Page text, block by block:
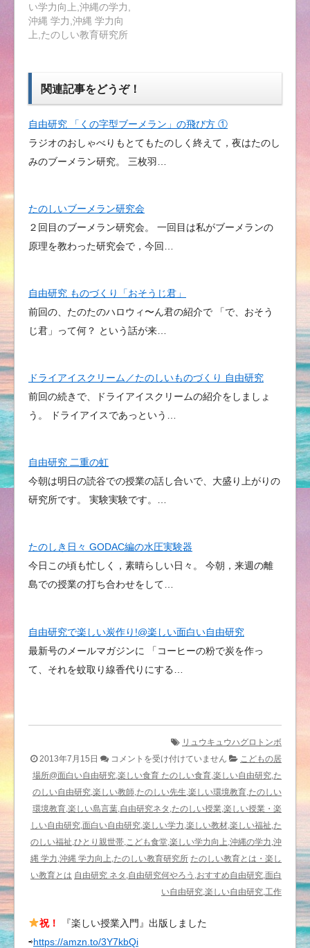
い学力向上,沖縄の学力,
沖縄 学力,沖縄 学力向
上,たのしい教育研究所
関連記事をどうぞ！
自由研究 「くの字型ブーメラン」の飛び方 ①
ラジオのおしゃべりもとてもたのしく終えて，夜はたのし
みのブーメラン研究。 三枚羽…
たのしいブーメラン研究会
２回目のブーメラン研究会。 一回目は私がブーメランの
原理を教わった研究会で，今回…
自由研究 ものづくり「おそうじ君」
前回の、たのたのハロウィ〜ん君の紹介で 「で、おそう
じ君」って何？ という話が来…
ドライアイスクリーム／たのしいものづくり 自由研究
前回の続きで、ドライアイスクリームの紹介をしましょ
う。 ドライアイスであっという…
自由研究 二重の虹
今朝は明日の読谷での授業の話し合いで、大盛り上がりの
研究所です。 実験実験です。…
たのしき日々 GODAC編の水圧実験器
今日この頃も忙しく，素晴らしい日々。 今朝，来週の離
島での授業の打ち合わせをして…
自由研究で楽しい炭作り!@楽しい面白い自由研究
最新号のメールマガジンに 「コーヒーの粉で炭を作っ
て、それを蚊取り線香代りにする…
リュウキュウハグロトンボ
2013年7月15日
リ
ュ
ウ
キ
ュ
ウ
ハ
グ
ン
ボ
コメントを受け付けていません
こどもの居
場所@面白い自由研究,楽しい食育 たのしい食育,楽しい自由研究,た
のしい自由研究,楽しい教師,たのしい先生,楽しい環境教育,たのしい
環境教育,楽しい島言葉,自由研究ネタ,たのしい授業,楽しい授業・楽
しい自由研究,面白い自由研究,楽しい学力,楽しい教材,楽しい福祉,た
のしい福祉,ひとり親世帯,こども食堂,楽しい学力向上,沖縄の学力,沖
縄 学力,沖縄 学力向上,たのしい教育研究所 たのしい教育とは・楽し
い教育とは 自由研究 ネタ,自由研究何やろう,おすすめ自由研究,面白
い自由研究,楽しい自由研究,工作
祝！
『楽しい授業入門』出版しました
⇨https://amzn.to/3Y7kbQi